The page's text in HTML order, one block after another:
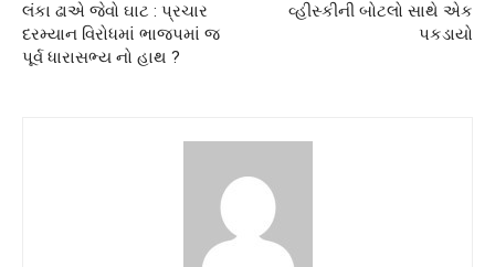
લંકા ઢાએ જેવો ઘાટ : પ્રચાર
દરમ્યાન વિરોધમાં ભાજપમાં જ
પૂર્વ ધારાસભ્ય નો હાથ ?
વ્હીસ્કીની બોટલો સાથે એક
પકડાયો